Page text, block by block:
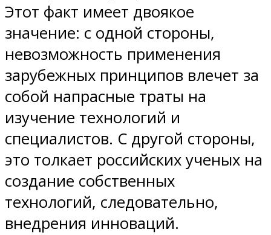
Этот факт имеет двоякое
значение: с одной стороны,
невозможность применения
зарубежных принципов влечет за
собой напрасные траты на
изучение технологий и
специалистов. С другой стороны,
это толкает российских ученых на
создание собственных
технологий, следовательно,
внедрения инноваций.